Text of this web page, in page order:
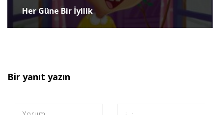
Her Güne Bir İyilik
Bir yanıt yazın